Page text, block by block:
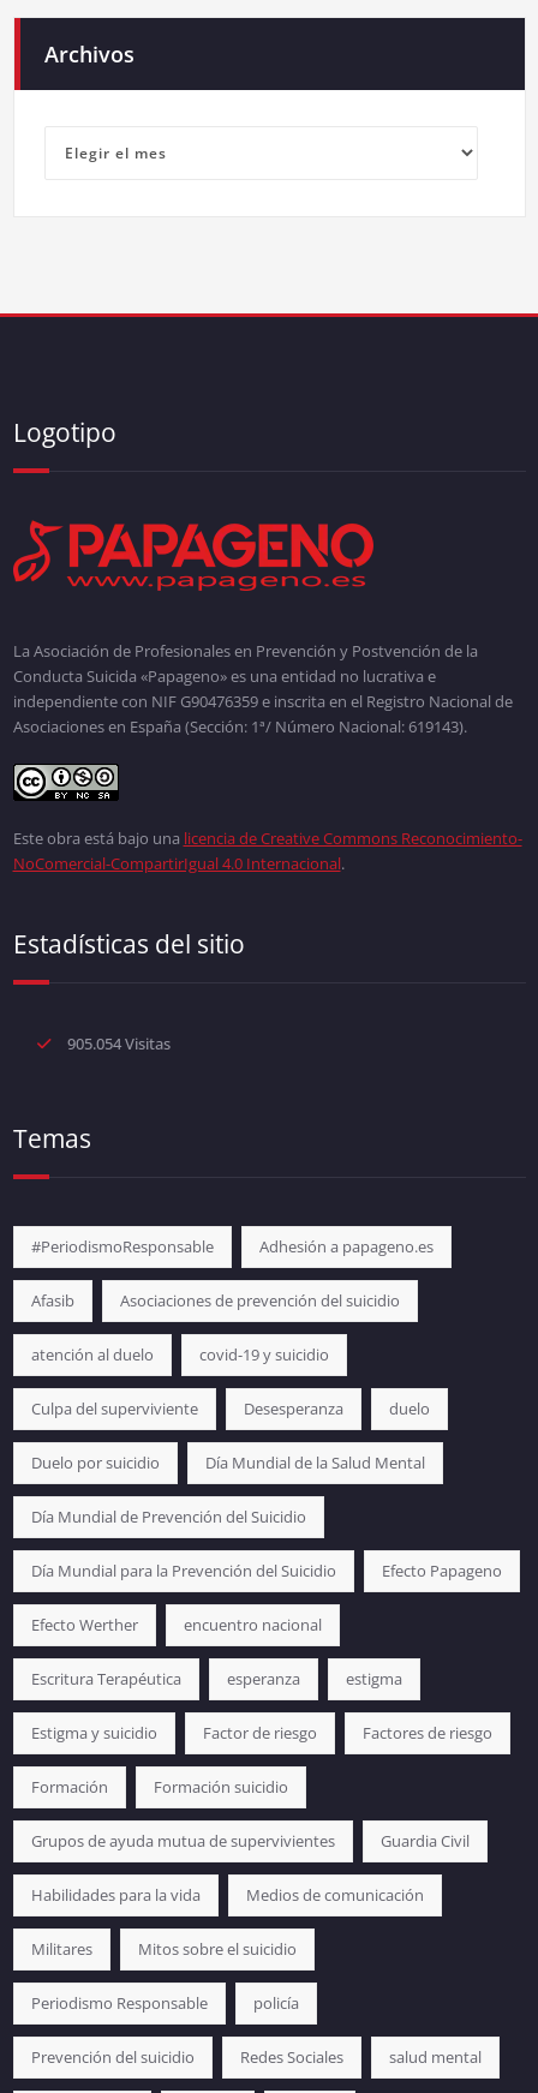
Archivos
Logotipo
La Asociación de Profesionales en Prevención y Postvención de la
Conducta Suicida «Papageno» es una entidad no lucrativa e
independiente con NIF G90476359 e inscrita en el Registro Nacional de
Asociaciones en España (Sección: 1ª/ Número Nacional: 619143).
Este obra está bajo una licencia de Creative Commons Reconocimiento-
NoComercial-CompartirIgual 4.0 Internacional.
Estadísticas del sitio
905.054 Visitas
Temas
#PeriodismoResponsable Adhesión a papageno.es
Afasib Asociaciones de prevención del suicidio
atención al duelo covid-19 y suicidio
Culpa del superviviente Desesperanza duelo
Duelo por suicidio Día Mundial de la Salud Mental
Día Mundial de Prevención del Suicidio
Día Mundial para la Prevención del Suicidio Efecto Papageno
Efecto Werther encuentro nacional
Escritura Terapéutica esperanza estigma
Estigma y suicidio Factor de riesgo Factores de riesgo
Formación Formación suicidio
Grupos de ayuda mutua de supervivientes Guardia Civil
Habilidades para la vida Medios de comunicación
Militares Mitos sobre el suicidio
Periodismo Responsable policía
Prevención del suicidio Redes Sociales salud mental